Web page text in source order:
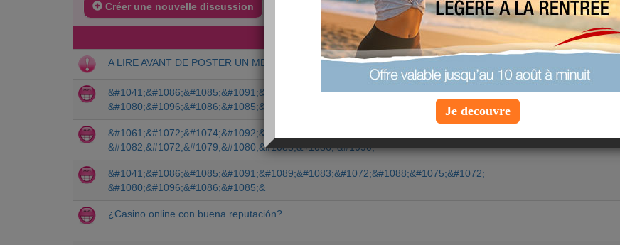
Créer une nouvelle discussion Chercher un sujet
DERNIERS SUJETS
A LIRE AVANT DE POSTER UN MESSAGE
&#1041;&#1086;&#1085;&#1091;&#1089;&#1083;&#1072;&#1088;&#1075;&#1072;
&#1080;&#1096;&#1086;&#1085;&
&#1061;&#1072;&#1074;&#1092;&#1089;&#1080;&#1079;
&#1082;&#1072;&#1079;&#1080;&#1085;&#1086; &#1090;
&#1041;&#1086;&#1085;&#1091;&#1089;&#1083;&#1072;&#1088;&#1075;&#1072;
&#1080;&#1096;&#1086;&#1085;&
¿Casino online con buena reputación?
Je decouvre